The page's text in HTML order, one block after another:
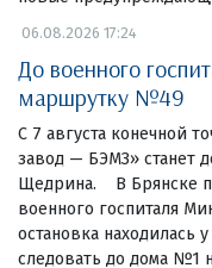
06.08.2026 17:24
До военного
маршрутку №49
С 7 августа конечной
завод — БЭМЗ» станет
Щедрина. В Брянске
военного госпиталя
остановка находилась
следовать до дома №1